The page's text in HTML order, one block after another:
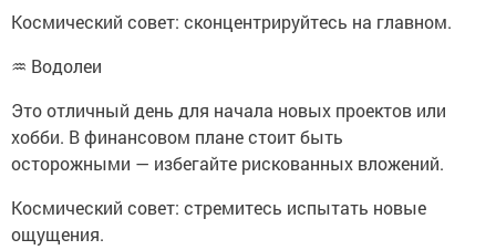
Космический совет: сконцентрируйтесь на главном.
♒ Водолеи
Это отличный день для начала новых проектов или
хобби. В финансовом плане стоит быть
осторожными — избегайте рискованных вложений.
Космический совет: стремитесь испытать новые
ощущения.